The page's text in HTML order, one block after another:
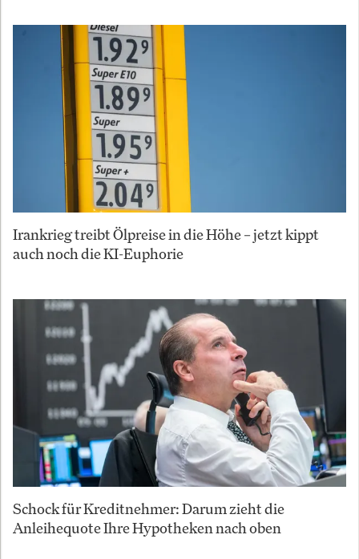
Irankrieg treibt Ölpreise in die Höhe – jetzt kippt
auch noch die KI-Euphorie
Schock für Kreditnehmer: Darum zieht die
Anleihequote Ihre Hypotheken nach oben